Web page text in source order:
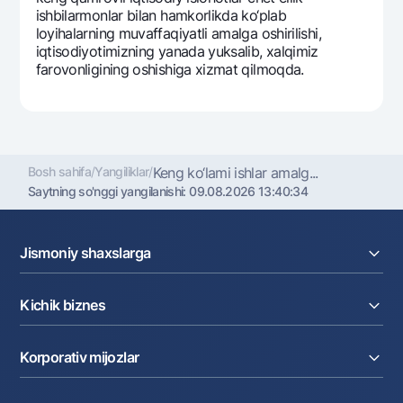
ishbilarmonlar bilan hamkorlikda ko‘plab
loyihalarning muvaffaqiyatli amalga oshirilishi,
iqtisodiyotimizning yanada yuksalib, xalqimiz
farovonligining oshishiga xizmat qilmoqda.
Bosh sahifa/Yangiliklar/Keng ko‘lami ishlar amalg...
Saytning so'nggi yangilanishi:09.08.2026 13:40:34
Jismoniy shaxslarga
Omonatlar
Kartalar
Pul oʻtkazmalari
Valyutalar kursi
Kichik biznes
Kreditlar
Ekvayring
Korporativ mijozlar